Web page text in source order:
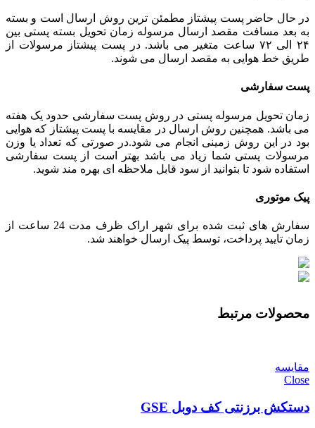
در حال حاضر پست پیشتاز مطمئن ترین روش ارسال است و بسته
به بعد مسافت مقصد ارسال مرسوله زمان تحویل بسته پستی بین
۲۴ الی ۷۲ ساعت متغیر می باشد. در پست پیشتاز مرسولات از
طریق خط هوایی به مقصد ارسال می شوند.
پست سفارشی
زمان تحویل مرسوله پستی در روش پست سفارشی حدود یک هفته
می باشد. همچنین روش ارسال در مقایسه با پست پیشتاز که هوایی
بود در این روش زمینی انجام می شود.در صورتی که تعداد یا وزن
مرسولات پستی شما زیاد می باشد بهتر است از پست سفارشی
استفاده شود تا بتوانید از سود قابل ملاحظه ای بهره مند شوید.
پیک موتوری
سفارش های ثبت شده برای شهر اراک ظرف مدت 24 ساعت از
زمان تایید پرداخت، توسط پیک ارسال خواهند شد.
محصولات مرتبط
مقایسه
Close
دستکش برزنتی کف دوبل GSE